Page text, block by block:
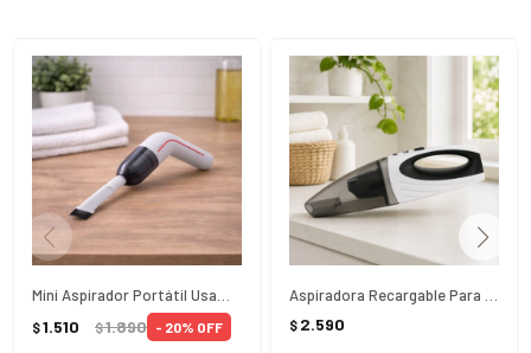
$1.510 $1.890 20 $ 2.590